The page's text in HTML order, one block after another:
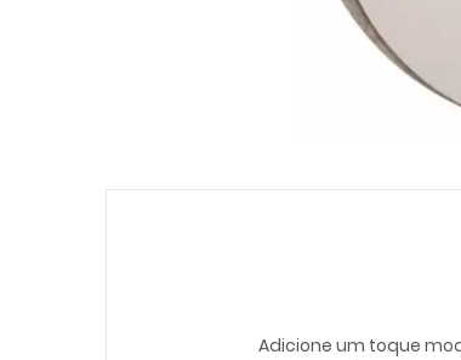
Adicione um toque